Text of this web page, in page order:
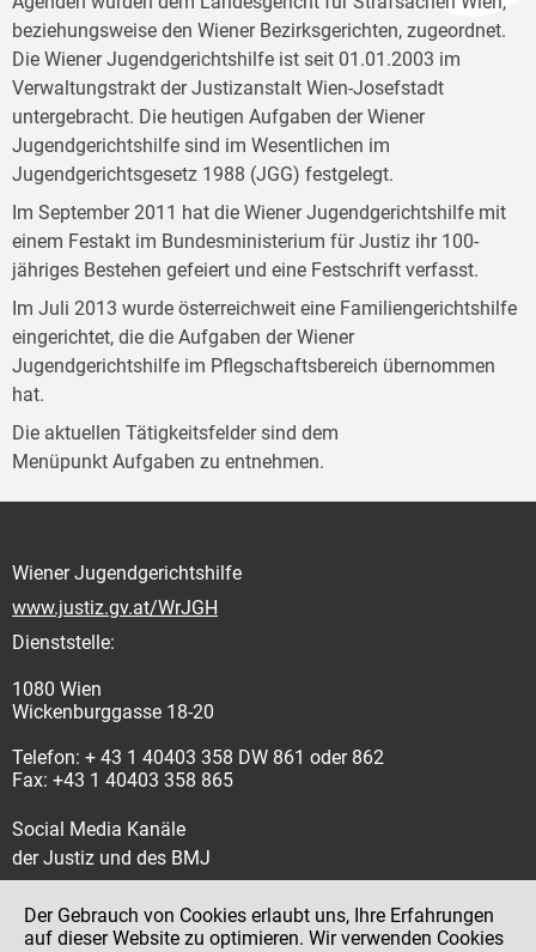
beziehungsweise den Wiener Bezirksgerichten, zugeordnet.
Die Wiener Jugendgerichtshilfe ist seit 01.01.2003 im
Verwaltungstrakt der Justizanstalt Wien-Josefstadt
untergebracht. Die heutigen Aufgaben der Wiener
Jugendgerichtshilfe sind im Wesentlichen im
Jugendgerichtsgesetz 1988 (JGG) festgelegt.
Im September 2011 hat die Wiener Jugendgerichtshilfe mit
einem Festakt im Bundesministerium für Justiz ihr 100-
jähriges Bestehen gefeiert und eine Festschrift verfasst.
Im Juli 2013 wurde österreichweit eine Familiengerichtshilfe
eingerichtet, die die Aufgaben der Wiener
Jugendgerichtshilfe im Pflegschaftsbereich übernommen
hat.
Die aktuellen Tätigkeitsfelder sind dem
Menüpunkt Aufgaben zu entnehmen.
Wiener Jugendgerichtshilfe
www.justiz.gv.at/WrJGH
Dienststelle:
1080 Wien
Wickenburggasse 18-20
Telefon: + 43 1 40403 358 DW 861 oder 862
Fax: +43 1 40403 358 865
Social Media Kanäle
der Justiz und des BMJ
Der Gebrauch von Cookies erlaubt uns, Ihre Erfahrungen
auf dieser Website zu optimieren. Wir verwenden Cookies